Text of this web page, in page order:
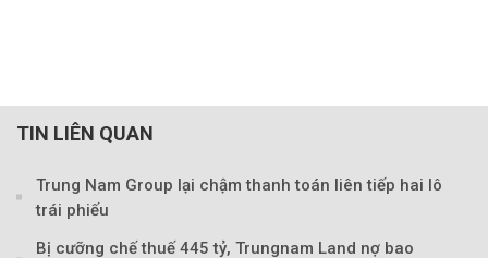
TIN LIÊN QUAN
Trung Nam Group lại chậm thanh toán liên tiếp hai lô
trái phiếu
Bị cưỡng chế thuế 445 tỷ, Trungnam Land nợ bao